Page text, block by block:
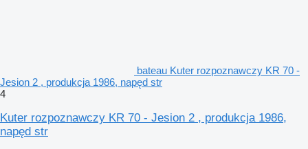
bateau Kuter rozpoznawczy KR 70 -
Jesion 2 , produkcja 1986, napęd str
4
Kuter rozpoznawczy KR 70 - Jesion 2 , produkcja 1986,
napęd str